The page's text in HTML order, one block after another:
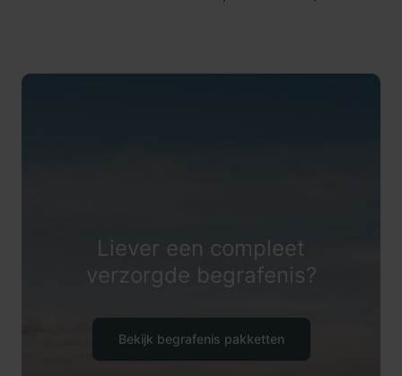
Liever een compleet
verzorgde begrafenis?
Bekijk begrafenis pakketten